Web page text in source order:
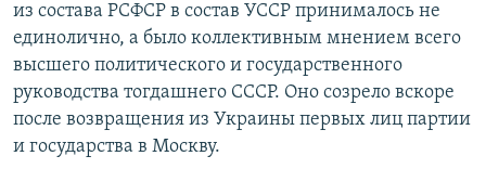
из состава РСФСР в состав УССР принималось не
единолично, а было коллективным мнением всего
высшего политического и государственного
руководства тогдашнего СССР. Оно созрело вскоре
после возвращения из Украины первых лиц партии
и государства в Москву.